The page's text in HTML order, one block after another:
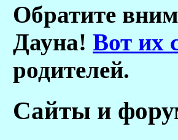
Обратите
Дауна! Вот их
родителей.
Сайты и